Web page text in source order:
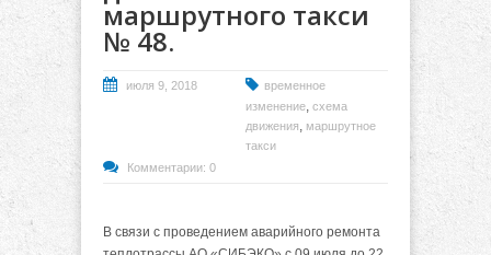
маршрутного такси
№ 48.
июля 9, 2018
временное
изменение схема
движения
маршрутное
такси
Комментарии: 0
В связи с проведением аварийного ремонта